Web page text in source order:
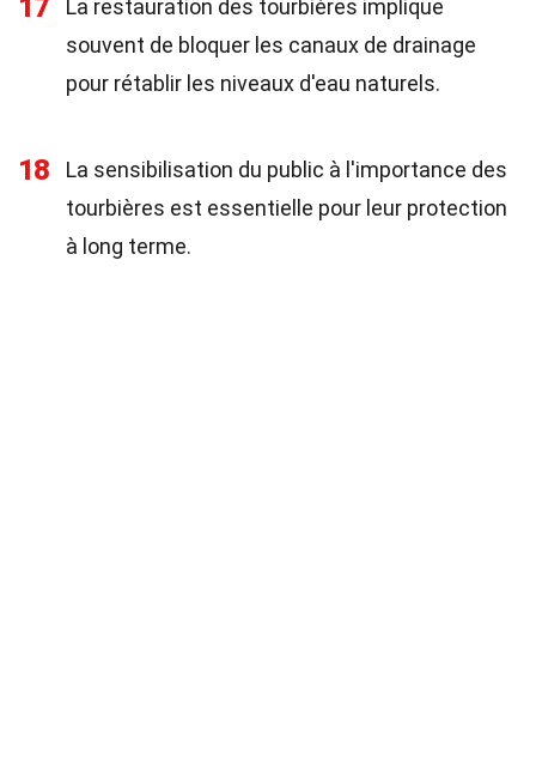
17
La restauration des tourbières implique
souvent de bloquer les canaux de drainage
pour rétablir les niveaux d'eau naturels.
18
La sensibilisation du public à l'importance des
tourbières est essentielle pour leur protection
à long terme.